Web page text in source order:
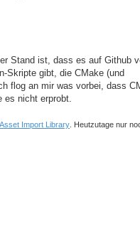
Stand ist, dass es auf Github
Skripte gibt, die CMake (und
flog an mir was vorbei, dass
nicht erprobt.
Import Library. Heutzutage nur